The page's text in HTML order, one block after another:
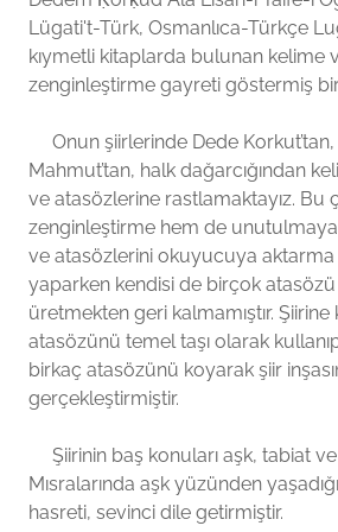
Lügati't-Türk, Osmanlıca-Türkçe
kıymetli kitaplarda bulunan kelime
zenginleştirme gayreti göstermiş
Onun şiirlerinde Dede Korkut’tan,
Mahmut’tan, halk dağarcığından
ve atasözlerine rastlamaktayız. Bu
zenginleştirme hem de
ve atasözlerini okuyucuya
yaparken kendisi de birçok
üretmekten geri kalmamıştır. Şiirine
atasözünü temel taşı olarak
birkaç atasözünü koyarak şiir
gerçekleştirmiştir.
Şiirinin baş konuları aşk, tabiat ve
Mısralarında aşk yüzünden yaşadığı
hasreti, sevinci dile getirmiştir.